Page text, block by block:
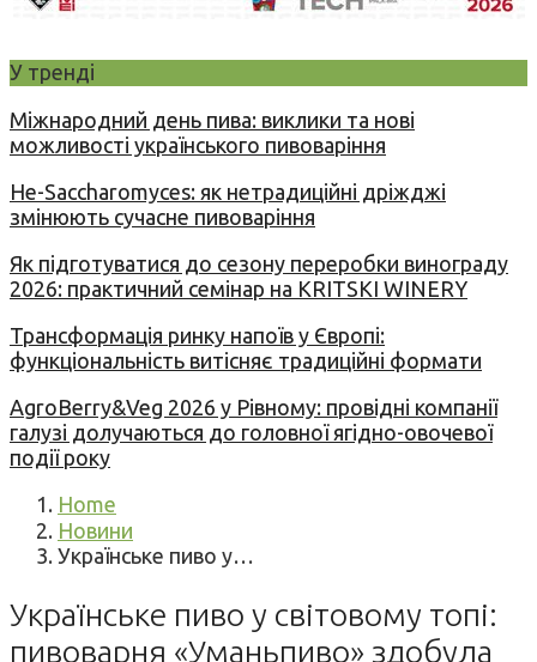
У тренді
Міжнародний день пива: виклики та нові
можливості українського пивоваріння
Не-Saccharomyces: як нетрадиційні дріжджі
змінюють сучасне пивоваріння
Як підготуватися до сезону переробки винограду
2026: практичний семінар на KRITSKI WINERY
Трансформація ринку напоїв у Європі:
функціональність витісняє традиційні формати
AgroBerry&Veg 2026 у Рівному: провідні компанії
галузі долучаються до головної ягідно-овочевої
події року
Home
Новини
Українське пиво у…
Українське пиво у світовому топі:
пивоварня «Уманьпиво» здобула